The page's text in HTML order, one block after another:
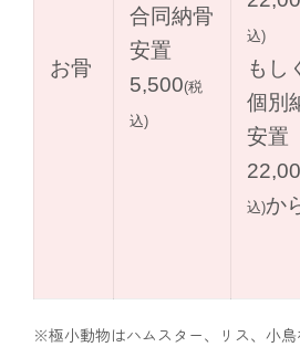
お骨
合同納骨
安置
5,500(税
込)
込)
もし
個別
安置
込)か
※極小動物はハムスター、リス、小鳥